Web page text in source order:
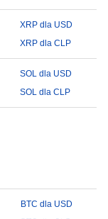
XRP dla USD
XRP dla CLP
SOL dla USD
SOL dla CLP
BTC dla USD